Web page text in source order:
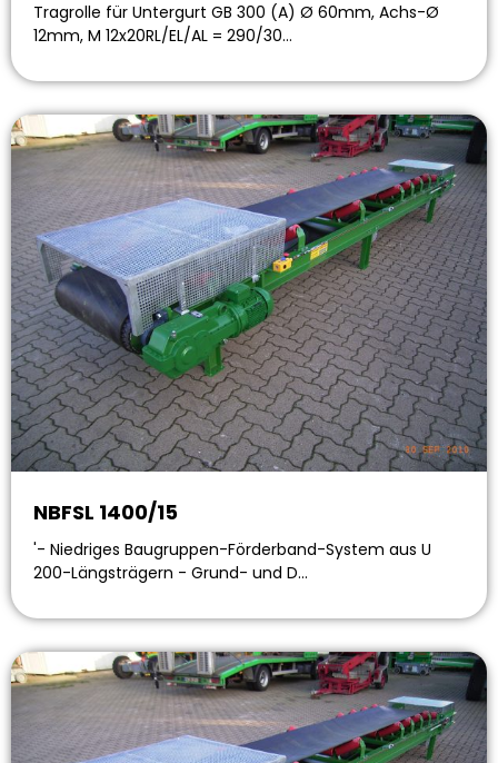
Tragrolle für Untergurt GB 300 (A) Ø 60mm, Achs-Ø
12mm, M 12x20RL/EL/AL = 290/30…
NBFSL 1400/15
'- Niedriges Baugruppen-Förderband-System aus U
200-Längsträgern - Grund- und D…